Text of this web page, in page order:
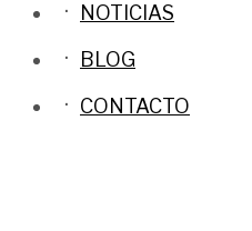
NOTICIAS
BLOG
CONTACTO